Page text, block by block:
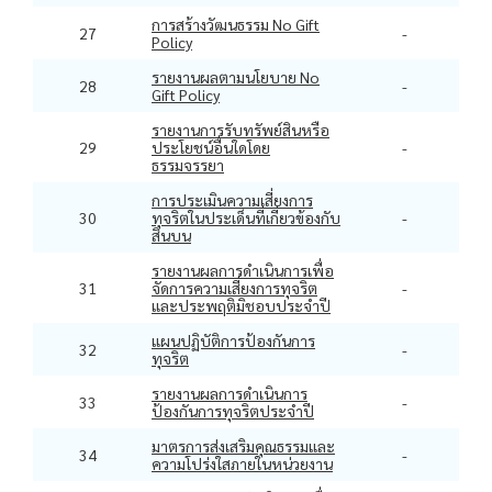
27
การสร้างวัฒนธรรม No Gift
Policy
-
28
รายงานผลตามนโยบาย No
Gift Policy
-
29
รายงานการรับทรัพย์สินหรือ
ประโยชน์อื่นใดโดย
ธรรมจรรยา
-
30
การประเมินความเสี่ยงการ
ทุจริตในประเด็นที่เกี่ยวข้องกับ
สินบน
-
31
รายงานผลการดำเนินการเพื่อ
จัดการความเสี่ยงการทุจริต
และประพฤติมิชอบประจำปี
-
32
แผนปฏิบัติการป้องกันการ
ทุจริต
-
33
รายงานผลการดำเนินการ
ป้องกันการทุจริตประจำปี
-
34
มาตรการส่งเสริมคุณธรรมและ
ความโปร่งใสภายในหน่วยงาน
-